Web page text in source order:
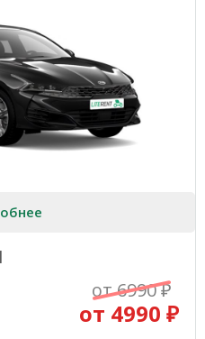
от 6990 ₽
от 4990 ₽